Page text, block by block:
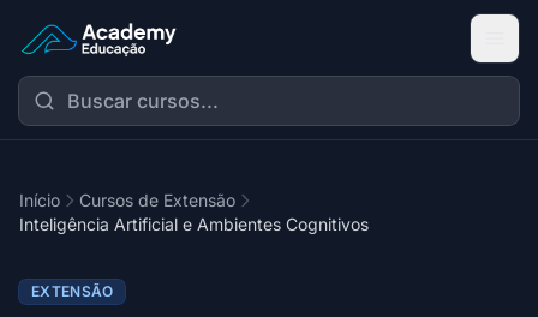
Academy Extensão
Início
Cursos de Extensão
Inteligência Artificial e Ambientes Cognitivos
EXTENSÃO